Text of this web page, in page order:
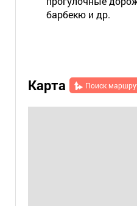
барбекю и др.
Карта Поиск